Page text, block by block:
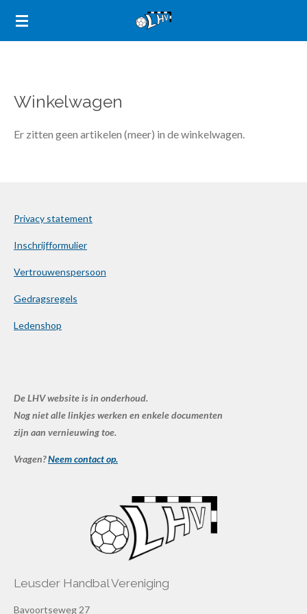
Ga
Winkelwagen
Er zitten geen artikelen (meer) in de winkelwagen.
Privacy statement
Inschrijfformulier
Vertrouwenspersoon
Gedragsregels
Ledenshop
De LHV website is in onderhoud.
Nog niet alle linkjes werken en enkele documenten
zijn aan vernieuwing toe.
Vragen?Neem contact op.
Leusder Handbal Vereniging
Bavoortseweg 27